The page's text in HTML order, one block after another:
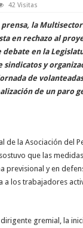
42 Visitas
prensa, la
en rechazo al
debate en la
sindicatos y
de
de un paro
de la Asociación del
que las
previsional y en
a los trabajadores
gremial, la